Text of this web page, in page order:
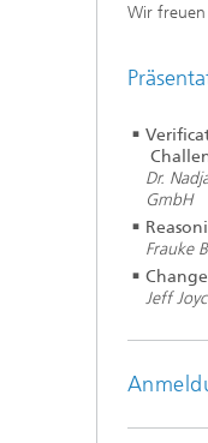
Wir freuen
Dr.
GmbH
Frauke
Jeff